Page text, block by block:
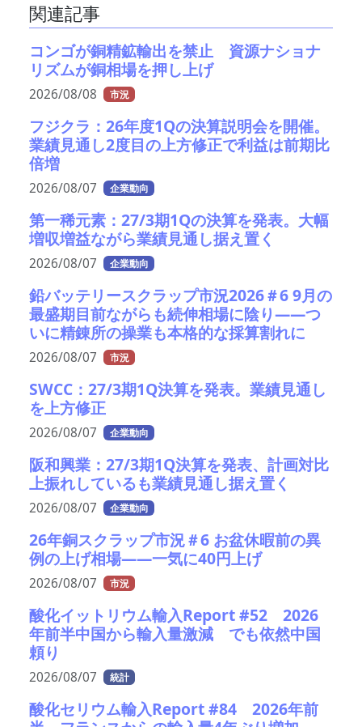
関連記事
コンゴが銅精鉱輸出を禁止 資源ナショナ
リズムが銅相場を押し上げ
2026/08/08 市況
フジクラ：26年度1Qの決算説明会を開催。
業績見通し2度目の上方修正で利益は前期比
倍増
2026/08/07 企業動向
第一稀元素：27/3期1Qの決算を発表。大幅
増収増益ながら業績見通し据え置く
2026/08/07 企業動向
鉛バッテリースクラップ市況2026＃6 9月の
最盛期目前ながらも続伸相場に陰り――つ
いに精錬所の操業も本格的な採算割れに
2026/08/07 市況
SWCC：27/3期1Q決算を発表。業績見通し
を上方修正
2026/08/07 企業動向
阪和興業：27/3期1Q決算を発表、計画対比
上振れしているも業績見通し据え置く
2026/08/07 企業動向
26年銅スクラップ市況＃6 お盆休暇前の異
例の上げ相場――一気に40円上げ
2026/08/07 市況
酸化イットリウム輸入Report #52 2026
年前半中国から輸入量激減 でも依然中国
頼り
2026/08/07 統計
酸化セリウム輸入Report #84 2026年前